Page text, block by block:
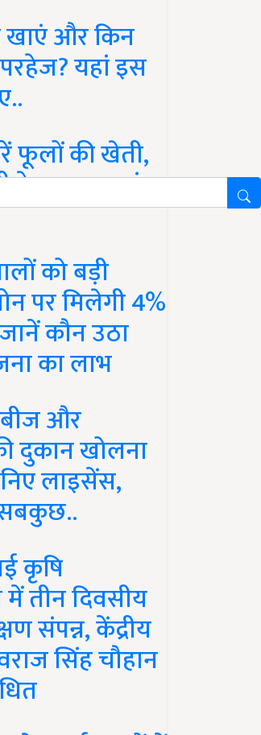
खाएं और किन
यहां इस
फूलों की खेती,
के साथ कमाएं
को बड़ी
पर मिलेगी 4%
कौन उठा
का लाभ
और
दुकान खोलना
लाइसेंस,
सबकुछ..
कृषि
में तीन दिवसीय
संपन्न, केंद्रीय
सिंह चौहान